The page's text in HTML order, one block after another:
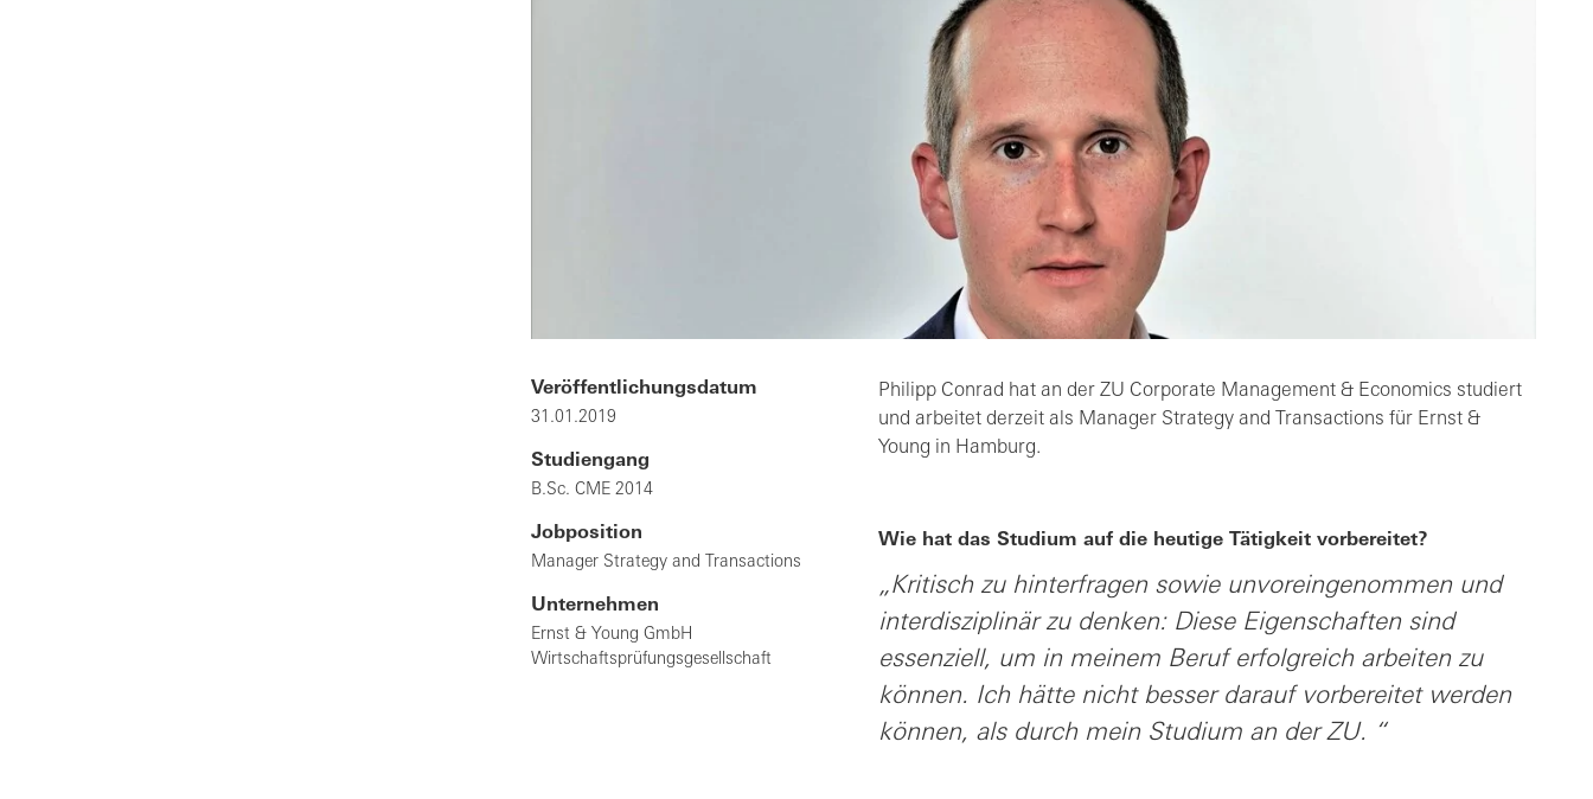
Veröffentlichungsdatum
31.01.2019
Studiengang
B.Sc. CME 2014
Jobposition
Manager Strategy and Transactions
Unternehmen
Ernst & Young GmbH
Wirtschaftsprüfungsgesellschaft
Philipp Conrad hat an der ZU Corporate Management & Economics studiert
und arbeitet derzeit als Manager Strategy and Transactions für Ernst &
Young in Hamburg.
Wie hat das Studium auf die heutige Tätigkeit vorbereitet?
„Kritisch zu hinterfragen sowie unvoreingenommen und
interdisziplinär zu denken: Diese Eigenschaften sind
essenziell, um in meinem Beruf erfolgreich arbeiten zu
können. Ich hätte nicht besser darauf vorbereitet werden
können, als durch mein Studium an der ZU. “